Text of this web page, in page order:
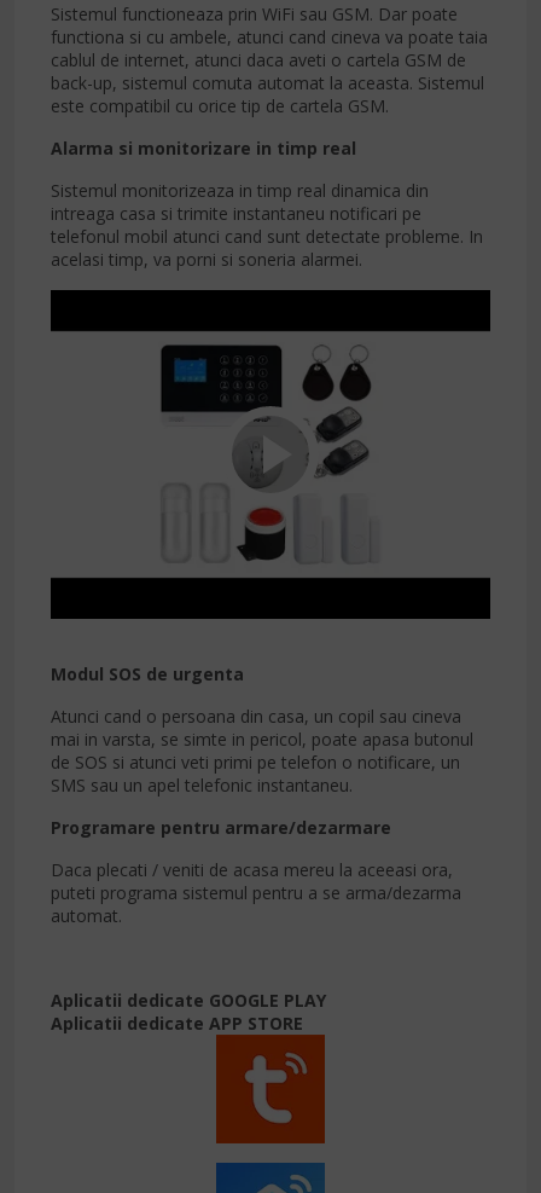
Sistemul functioneaza prin WiFi sau GSM. Dar poate
functiona si cu ambele, atunci cand cineva va poate taia
cablul de internet, atunci daca aveti o cartela GSM de
back-up, sistemul comuta automat la aceasta. Sistemul
este compatibil cu orice tip de cartela GSM.
Alarma si monitorizare in timp real
Sistemul monitorizeaza in timp real dinamica din
intreaga casa si trimite instantaneu notificari pe
telefonul mobil atunci cand sunt detectate probleme. In
acelasi timp, va porni si soneria alarmei.
Modul SOS de urgenta
Atunci cand o persoana din casa, un copil sau cineva
mai in varsta, se simte in pericol, poate apasa butonul
de SOS si atunci veti primi pe telefon o notificare, un
SMS sau un apel telefonic instantaneu.
Programare pentru armare/dezarmare
Daca plecati / veniti de acasa mereu la aceeasi ora,
puteti programa sistemul pentru a se arma/dezarma
automat.
Aplicatii dedicate GOOGLE PLAY
Aplicatii dedicate APP STORE